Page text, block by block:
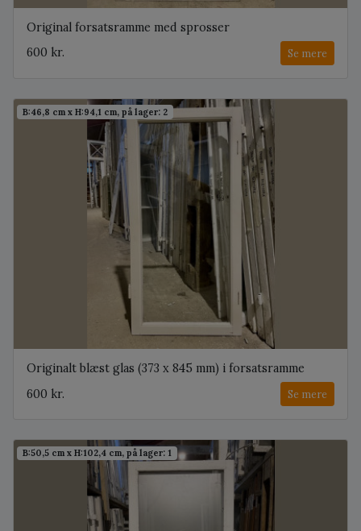
Original forsatsramme med sprosser
600 kr.
Se mere
B:46,8 cm x H:94,1 cm, på lager: 2
Originalt blæst glas (373 x 845 mm) i forsatsramme
600 kr.
Se mere
B:50,5 cm x H:102,4 cm, på lager: 1